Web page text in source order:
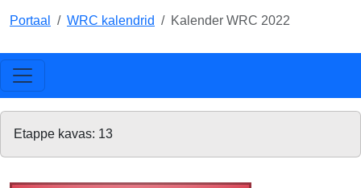
Portaal WRC kalendrid Kalender WRC 2022
Etappe kavas: 13